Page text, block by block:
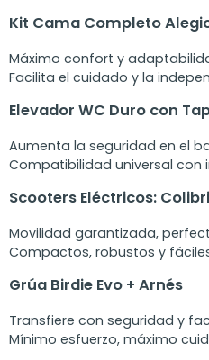
Kit Cama Completo
Máximo confort y
Facilita el cuidado y la
Elevador WC Duro con
Aumenta la seguridad en el
Compatibilidad universal con
Scooters Eléctricos:
Movilidad garantizada,
Compactos, robustos y
Grúa Birdie Evo + Arnés
Transfiere con seguridad y
Mínimo esfuerzo, máximo